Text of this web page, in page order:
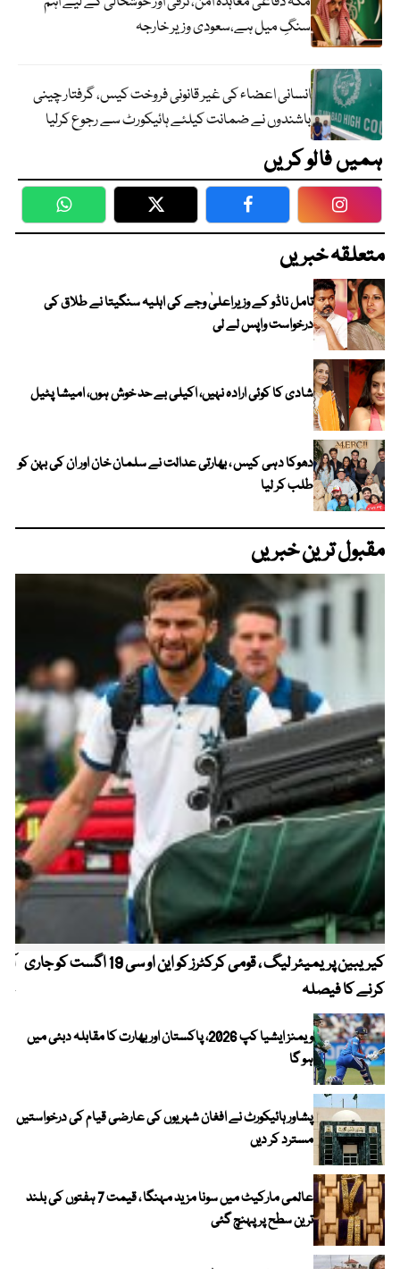
سنگِ میل ہے،سعودی وزیر خارجہ
انسانی اعضاء کی غیر قانونی فروخت کیس، گرفتار چینی
باشندوں نے ضمانت کیلئے ہائیکورٹ سے رجوع کرلیا
ہمیں فالو کریں
WhatsApp Twitter Facebook
متعلقہ خبریں
تامل ناڈو کے وزیراعلیٰ وجے کی اہلیہ سنگیتا نے طلاق کی
درخواست واپس لے لی
شادی کا کوئی ارادہ نہیں، اکیلی بے حد خوش ہوں، امیشا پٹیل
دھوکا دہی کیس ، بھارتی عدالت نے سلمان خان اور ان کی بہن کو
طلب کر لیا
مقبول ترین خبریں
کیریبین پریمیئر لیگ ، قومی کرکٹرز کو این او سی 19 اگست کو جاری
کرنے کا فیصلہ
ویمنز ایشیا کپ 2026، پاکستان اور بھارت کا مقابلہ دبئی میں
ہو گا
پشاور ہائیکورٹ نے افغان شہریوں کی عارضی قیام کی درخواستیں
مسترد کر دیں
عالمی مارکیٹ میں سونا مزید مہنگا ، قیمت 7 ہفتوں کی بلند
ترین سطح پر پہنچ گئی